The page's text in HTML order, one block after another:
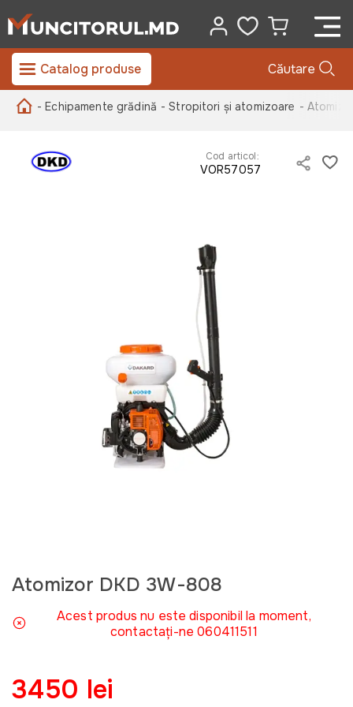
Catalog produse Căutare
- Echipamente grădină - Stropitori și atomizoare -
Cod articol:
VOR57057
Atomizor DKD 3W-808
Acest produs nu este disponibil la moment,
contactați-ne 060411511
3450 lei